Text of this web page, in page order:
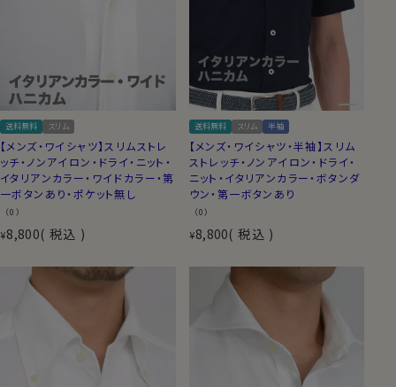
送料無料 スリム
【メンズ・ワイシャツ】スリムストレ
ッチ・ノンアイロン・ドライ・ニット・
イタリアンカラー・ワイドカラー・第
一ボタンあり・ポケット無し
（0）
¥8,800 税込
送料無料 スリム 半袖
【メンズ・ワイシャツ・半袖】スリム
ストレッチ・ノンアイロン・ドライ・
ニット・イタリアンカラー・ボタンダ
ウン・第一ボタンあり
（0）
¥8,800 税込